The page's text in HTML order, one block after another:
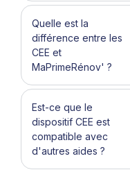
Quelle est la
différence entre les
CEE et
MaPrimeRénov' ?
Est-ce que le
dispositif CEE est
compatible avec
d'autres aides ?